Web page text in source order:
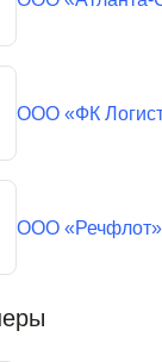
ООО «ФК
ООО «Речфлот»